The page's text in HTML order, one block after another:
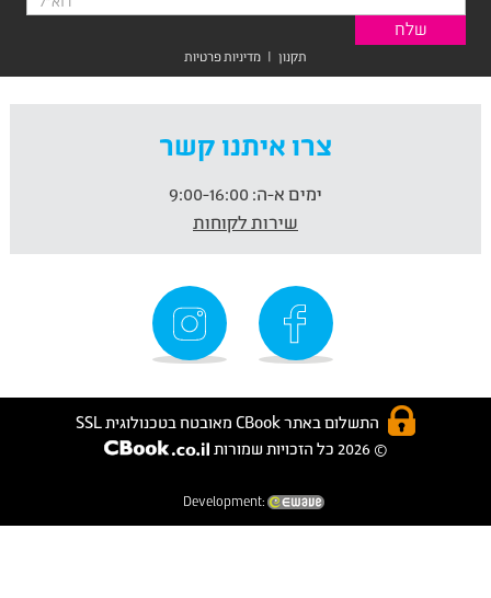
תקנון | מדיניות פרטיות
צרו איתנו קשר
ימים א-ה:
שירות לקוחות
התשלום באתר CBook מאובטח בטכנולוגית SSL
© 2026 כל הזכויות שמורות
Development: